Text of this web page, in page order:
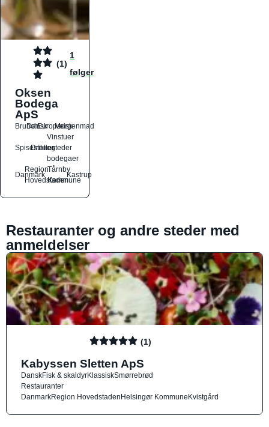
(1)
1
følger
Oksen
Bodega
ApS
Brunch
DanskEuropæiskMorgenmad
Spisesteder
Drikkesteder
Vinstuer
og
bodegaer
Danmark
Region
Hovedstaden
Tårnby
Kommune
Kastrup
Restauranter og andre steder med
anmeldelser
(1)
Kabyssen Sletten ApS
DanskFisk & skaldyrKlassiskSmørrebrød
Restauranter
DanmarkRegion HovedstadenHelsingør KommuneKvistgård